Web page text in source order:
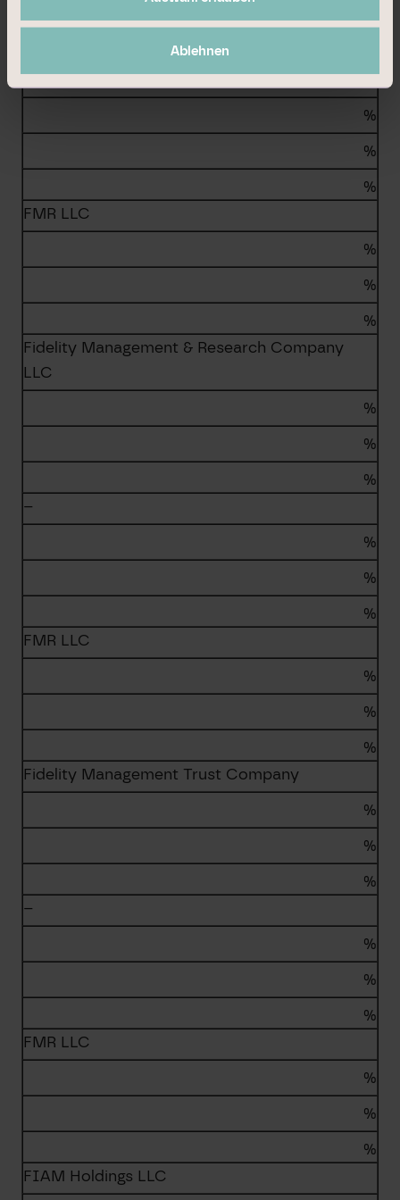
Ablehnen
%
–
%
%
%
FMR LLC
%
%
%
Fidelity Management & Research Company
LLC
%
%
%
–
%
%
%
FMR LLC
%
%
%
Fidelity Management Trust Company
%
%
%
–
%
%
%
FMR LLC
%
%
%
FIAM Holdings LLC